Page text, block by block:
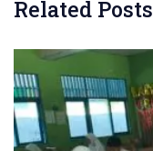
Related Posts